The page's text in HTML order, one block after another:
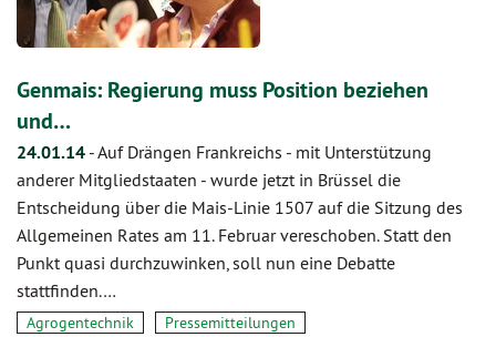
Genmais: Regierung muss Position beziehen
und…
24.01.14 -Auf Drängen Frankreichs - mit Unterstützung
anderer Mitgliedstaaten - wurde jetzt in Brüssel die
Entscheidung über die Mais-Linie 1507 auf die Sitzung des
Allgemeinen Rates am 11. Februar vereschoben. Statt den
Punkt quasi durchzuwinken, soll nun eine Debatte
stattfinden.…
Agrogentechnik Pressemitteilungen